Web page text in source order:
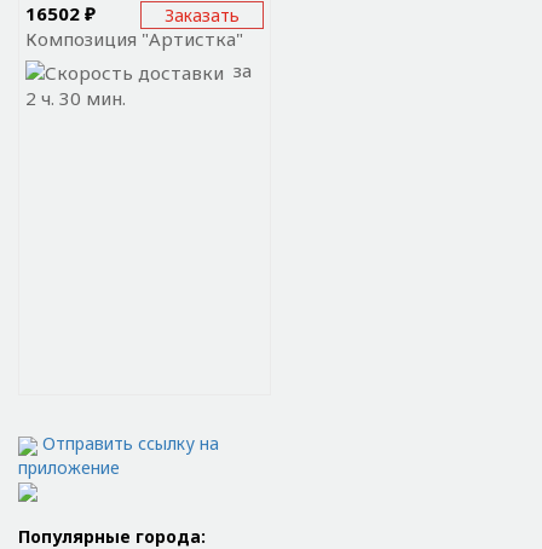
Заказать
16502 ₽
Композиция "Артистка"
за
2 ч. 30 мин.
Отправить ссылку на
приложение
Популярные города: